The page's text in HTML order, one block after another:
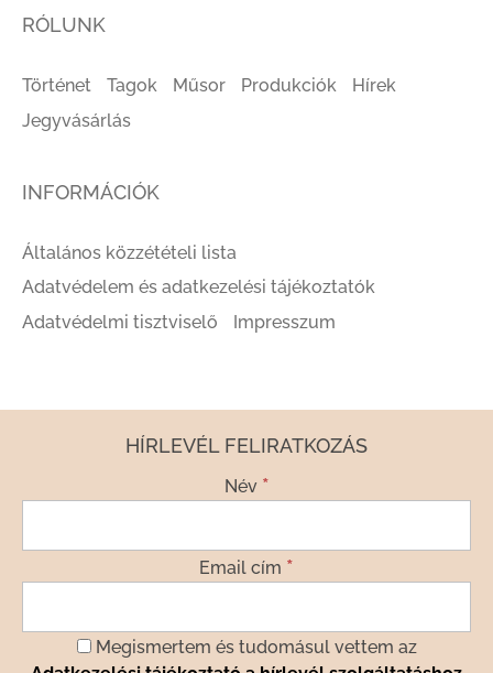
RÓLUNK
Történet Tagok Műsor Produkciók
Hírek
Jegyvásárlás
INFORMÁCIÓK
Általános közzétételi lista
Adatvédelem és adatkezelési tájékoztatók
Adatvédelmi tisztviselő
Impresszum
HÍRLEVÉL FELIRATKOZÁS
Név *
Email cím *
Megismertem és tudomásul vettem az